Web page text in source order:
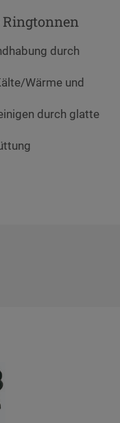
durch
Wärme und
durch glatte